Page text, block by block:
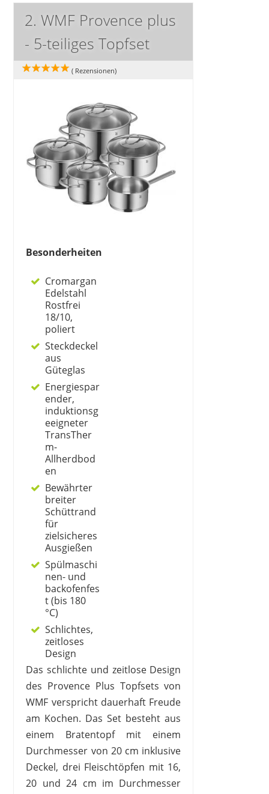
2. WMF Provence plus
- 5-teiliges Topfset
( Rezensionen)
Besonderheiten
Cromargan
Edelstahl
Rostfrei
18/10,
poliert
Steckdeckel
aus
Güteglas
Energiespar
ender,
induktionsg
eeigneter
TransTher
m-
Allherdbod
en
Bewährter
breiter
Schüttrand
für
zielsicheres
Ausgießen
Spülmaschi
nen- und
backofenfes
t (bis 180
°C)
Schlichtes,
zeitloses
Design
Das schlichte und zeitlose Design
des Provence Plus Topfsets von
WMF verspricht dauerhaft Freude
am Kochen. Das Set besteht aus
einem Bratentopf mit einem
Durchmesser von 20 cm inklusive
Deckel, drei Fleischtöpfen mit 16,
20 und 24 cm im Durchmesser